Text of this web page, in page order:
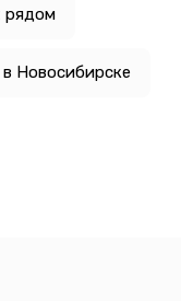
рядом
Новосибирске